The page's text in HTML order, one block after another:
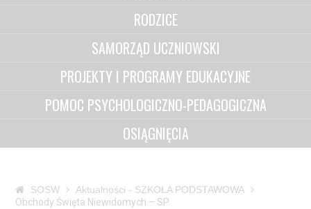
RODZICE
SAMORZĄD UCZNIOWSKI
PROJEKTY I PROGRAMY EDUKACYJNE
POMOC PSYCHOLOGICZNO-PEDAGOGICZNA
OSIĄGNIĘCIA
SOSW
Aktualności - SZKOŁA PODSTAWOWA
Obchody Święta Niewidomych – SP